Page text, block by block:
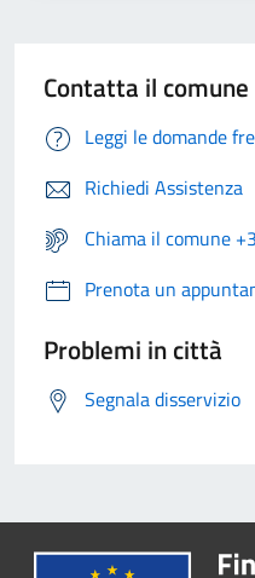
Contatta il comune
Leggi le domande
Richiedi Assistenza
Chiama il comune
Prenota un
Problemi in città
Segnala disservizio